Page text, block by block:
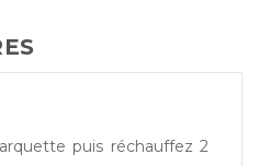
puis réchauffez 2